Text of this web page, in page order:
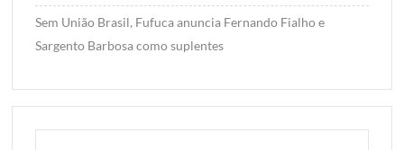
Sem União Brasil, Fufuca anuncia Fernando Fialho e
Sargento Barbosa como suplentes